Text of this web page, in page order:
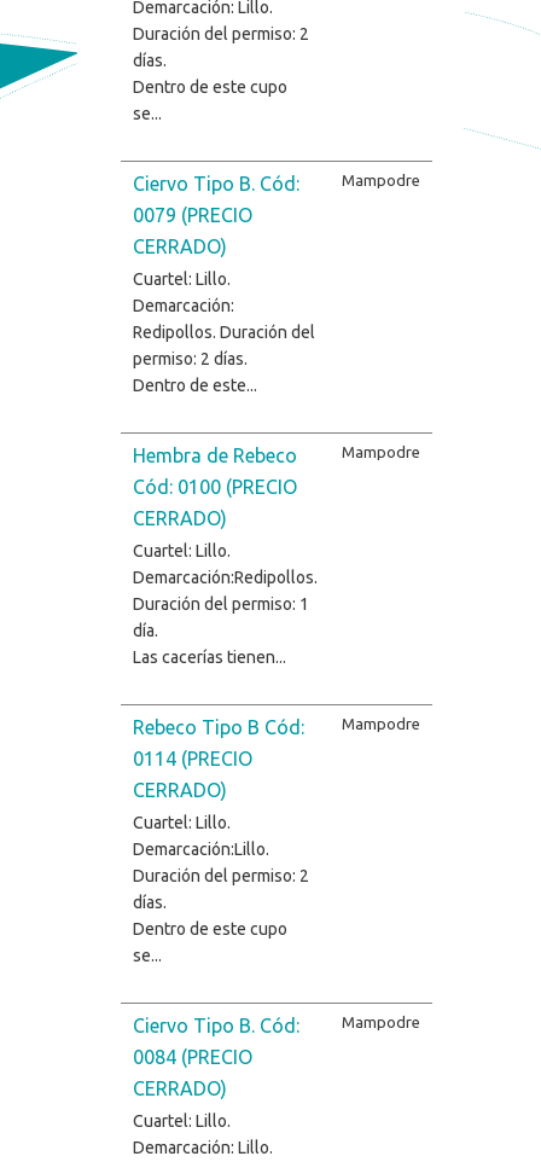
Demarcación: Lillo.
Duración del permiso: 2
días.
Dentro de este cupo
se...
Ciervo Tipo B. Cód:
0079 (PRECIO
CERRADO)
Cuartel: Lillo.
Demarcación:
Redipollos. Duración del
permiso: 2 días.
Dentro de este...
Mampodre
Hembra de Rebeco
Cód: 0100 (PRECIO
CERRADO)
Cuartel: Lillo.
Demarcación:Redipollos.
Duración del permiso: 1
día.
Las cacerías tienen...
Mampodre
Rebeco Tipo B Cód:
0114 (PRECIO
CERRADO)
Cuartel: Lillo.
Demarcación:Lillo.
Duración del permiso: 2
días.
Dentro de este cupo
se...
Mampodre
Ciervo Tipo B. Cód:
0084 (PRECIO
CERRADO)
Cuartel: Lillo.
Demarcación: Lillo.
Mampodre